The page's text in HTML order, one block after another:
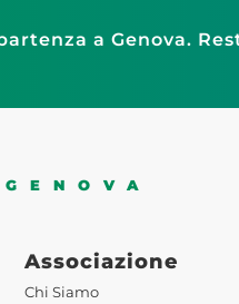
GENOVA
Associazione
Chi Siamo